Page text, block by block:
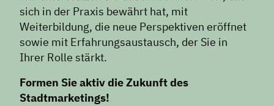
sich in der Praxis bewährt hat, mit
Weiterbildung, die neue Perspektiven eröffnet
sowie mit Erfahrungsaustausch, der Sie in
Ihrer Rolle stärkt.
Formen Sie aktiv die Zukunft des
Stadtmarketings!